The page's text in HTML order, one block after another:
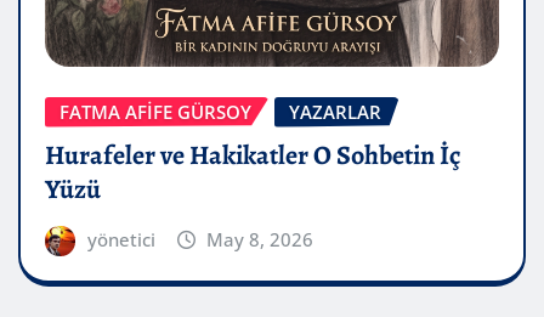
FATMA AFİFE GÜRSOY YAZARLAR
Hurafeler ve Hakikatler O Sohbetin İç
Yüzü
yönetici May 8, 2026